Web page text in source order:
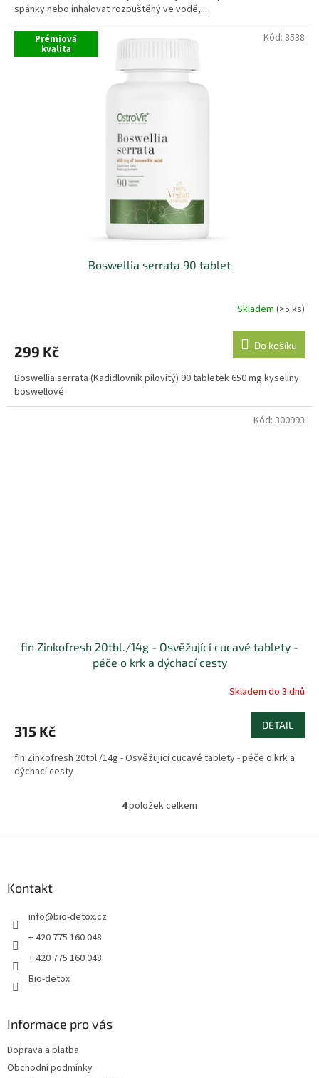
spánky nebo inhalovat rozpuštěný ve vodě,...
Prémiová
kvalita
Boswellia serrata 90 tablet
Skladem (>5 ks)
299 Kč Do košíku
Boswellia serrata (Kadidlovník pilovitý) 90 tabletek 650 mg kyseliny
boswellové
Kód: 3538
fin Zinkofresh 20tbl./14g - Osvěžující cucavé tablety -
péče o krk a dýchací cesty
Skladem do 3 dnů
315 Kč DETAIL
fin Zinkofresh 20tbl./14g - Osvěžující cucavé tablety - péče o krk a
dýchací cesty
Kód: 300993
O
l
4položek celkem
Kontakt
info@bio-detox.cz
+ 420 775 160 048
+ 420 775 160 048
Bio-detox
Informace pro vás
Doprava a platba
Obchodní podmínky